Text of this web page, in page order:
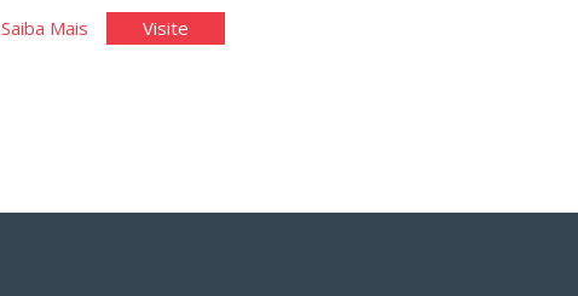
Saiba Mais"Espanhol
Visite"Espanhol